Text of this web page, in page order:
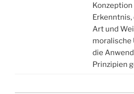
Erkenntnis,
Art und
moralische
die
Prinzipien